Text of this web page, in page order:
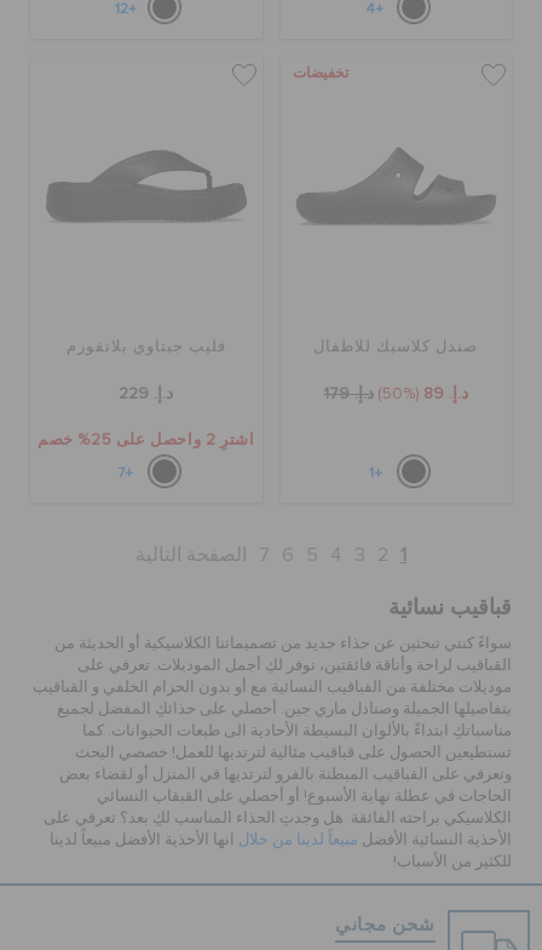
+4
+12
تخفيضات
صندل كلاسيك للاطفال
د.إ. 89 (50%) د.إ. 179
+1
فليب جيتاوي بلاتفورم
د.إ. 229
اشترِ 2 واحصل على 25% خصم
+7
1
2
3
4
5
6
7 الصفحة التالية
قباقيب نسائية
سواءً كنتي تبحثين عن حذاء جديد من تصميماتنا الكلاسيكية أو الحديثة من
القباقيب لراحة وأناقة فائقتين، نوفر لكِ أجمل الموديلات. تعرفي على
موديلات مختلفة من القباقيب النسائية مع أو بدون الحزام الخلفي و القباقيب
بتفاصيلها الجميلة وصنادل ماري جين. أحصلي على حذائكِ المفضل لجميع
مناسباتكِ ابتداءً بالألوان البسيطة الأحادية الى طبعات الحيوانات. كما
تستطيعين الحصول على قباقيب مثالية لترتديها للعمل! خصصي البحث
وتعرفي على القباقيب المبطنة بالفرو لترتديها في المنزل أو لقضاء بعض
الحاجات في عطلة نهاية الأسبوع! أو أحصلي على القبقاب النسائي
الكلاسيكي براحته الفائقة. هل وجدتِ الحذاء المناسب لكِ بعد؟ تعرفي على
الأحذية النسائية الأفضل مبيعاً لدينا من خلال انها الأحذية الأفضل مبيعاً لدينا
للكثير من الأسباب!
شحن مجاني